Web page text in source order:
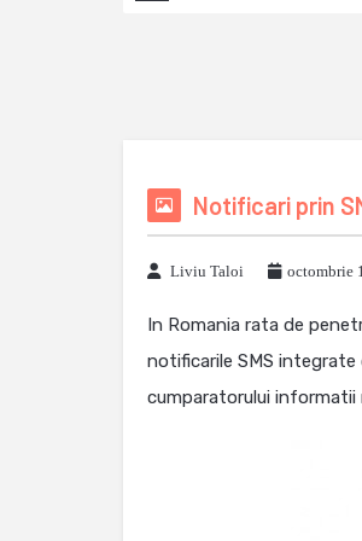
Notificari prin
Liviu Taloi octombrie
In Romania rata de
notificarile SMS
cumparatorului informatii